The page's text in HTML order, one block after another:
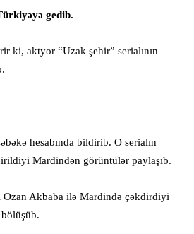
gedib.
ki, aktyor “Uzak şehir” serialının
hesabında bildirib. O serialın
Mardindən görüntülər paylaşıb.
Ozan Akbaba ilə Mardində çəkdirdiyi